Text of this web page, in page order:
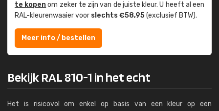
te kopenom zeker te zijn van de juiste kleur. U heeft al een
RAL-kleuren­waaier voor slechts €58,95(exclusief BTW).
Meer info / bestellen
Bekijk RAL 810-1 in het echt
Het is risicovol om enkel op basis van een kleur op een